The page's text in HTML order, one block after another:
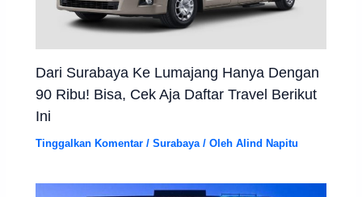
Dari Surabaya Ke Lumajang Hanya Dengan
90 Ribu! Bisa, Cek Aja Daftar Travel Berikut
Ini
Tinggalkan Komentar /Surabaya / OlehAlind Napitu